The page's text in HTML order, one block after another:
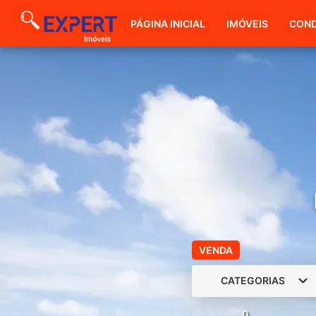
PÁGINA INICIAL IMÓVEIS
VENDA
CATEGORIAS
0